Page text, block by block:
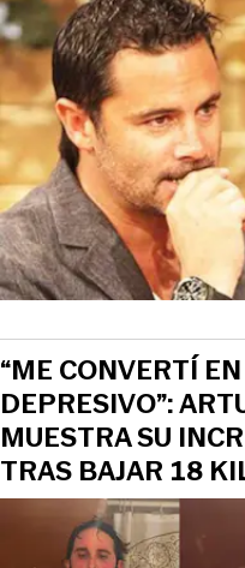
“ME CONVERTÍ
DEPRESIVO”:
MUESTRA SU
TRAS BAJAR 18